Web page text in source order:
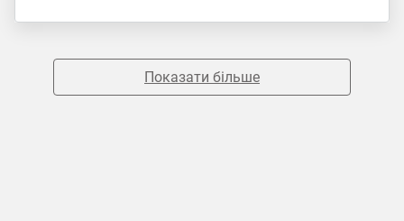
Показати більше